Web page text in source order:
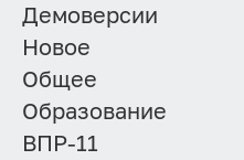
Демоверсии
Новое
Общее
Образование
ВПР-11